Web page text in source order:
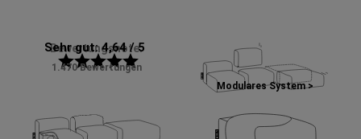
Bewertungsnote:
Sehr gut: 4,64 / 5
starstarstarstarstar
1.470 Bewertungen
Modulares System >